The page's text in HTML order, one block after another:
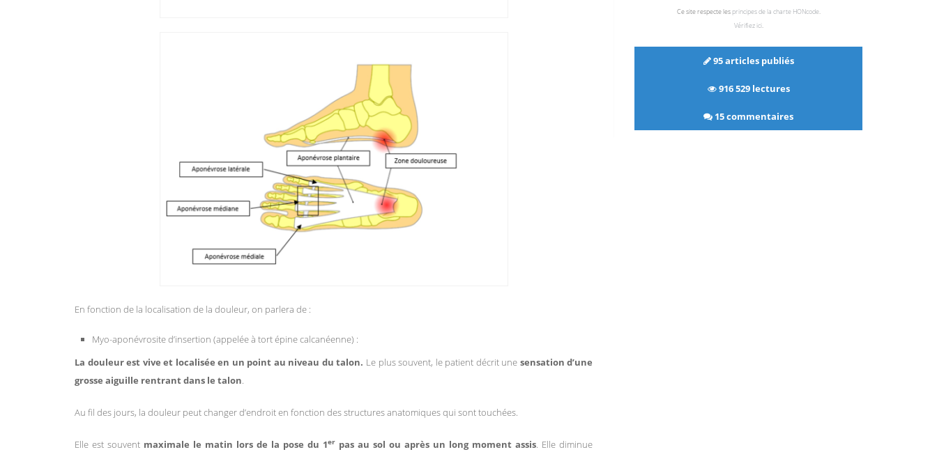
En fonction de la localisation de la douleur, on parlera de :
Myo-aponévrosite d’insertion (appelée à tort épine calcanéenne) :
La douleur est vive et localisée en un point au niveau du talon. Le plus souvent, le patient décrit une sensation d’une
grosse aiguille rentrant dans le talon.
Au fil des jours, la douleur peut changer d’endroit en fonction des structures anatomiques qui sont touchées.
Elle est souvent maximale le matin lors de la pose du 1er pas au sol ou après un long moment assis. Elle diminue
Ce site respecte les principes de la charte HONcode.
Vérifiez ici.
95 articles publiés
916 529 lectures
15 commentaires